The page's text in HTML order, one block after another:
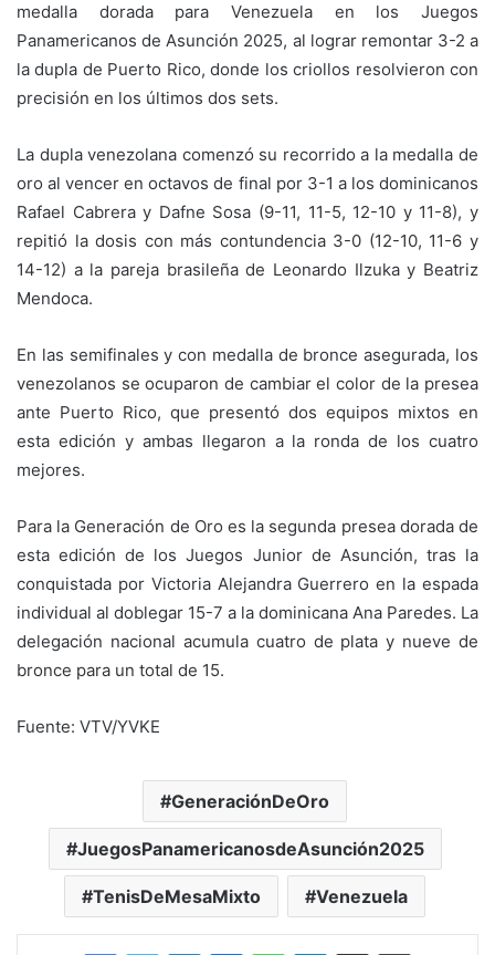
medalla dorada para Venezuela en los Juegos
Panamericanos de Asunción 2025, al lograr remontar 3-2 a
la dupla de Puerto Rico, donde los criollos resolvieron con
precisión en los últimos dos sets.
La dupla venezolana comenzó su recorrido a la medalla de
oro al vencer en octavos de final por 3-1 a los dominicanos
Rafael Cabrera y Dafne Sosa (9-11, 11-5, 12-10 y 11-8), y
repitió la dosis con más contundencia 3-0 (12-10, 11-6 y
14-12) a la pareja brasileña de Leonardo Ilzuka y Beatriz
Mendoca.
En las semifinales y con medalla de bronce asegurada, los
venezolanos se ocuparon de cambiar el color de la presea
ante Puerto Rico, que presentó dos equipos mixtos en
esta edición y ambas llegaron a la ronda de los cuatro
mejores.
Para la Generación de Oro es la segunda presea dorada de
esta edición de los Juegos Junior de Asunción, tras la
conquistada por Victoria Alejandra Guerrero en la espada
individual al doblegar 15-7 a la dominicana Ana Paredes. La
delegación nacional acumula cuatro de plata y nueve de
bronce para un total de 15.
Fuente: VTV/YVKE
GeneraciónDeOro
JuegosPanamericanosdeAsunción2025
TenisDeMesaMixto Venezuela